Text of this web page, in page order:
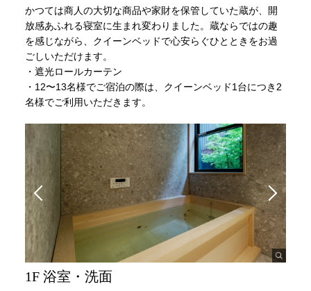
かつては商人の大切な商品や家財を保管していた蔵が、開
放感あふれる寝室に生まれ変わりました。蔵ならではの趣
を感じながら、クイーンベッドで心安らぐひとときをお過
ごしいただけます。
・遮光ロールカーテン
・12〜13名様でご宿泊の際は、クイーンベッド1台につき2
名様でご利用いただきます。
1F 浴室・洗面